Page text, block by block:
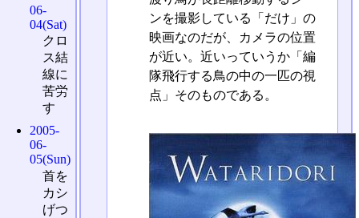
ンを撮影している「だけ」の
映画なのだが、カメラの位置
が近い。近いっていうか「編
隊飛行する鳥の中の一匹の視
点」そのものである。
06-
04(Sat)
クロ
ス結
線に
苦労
す
2005-
06-
05(Sun)
首を
カシ
げつ